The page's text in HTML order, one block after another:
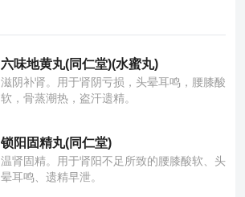
六味地黄丸(同仁堂)(水蜜丸)
滋阴补肾。用于肾阴亏损，头晕耳鸣，腰膝酸
软，骨蒸潮热，盗汗遗精。
锁阳固精丸(同仁堂)
温肾固精。用于肾阳不足所致的腰膝酸软、头
晕耳鸣、遗精早泄。